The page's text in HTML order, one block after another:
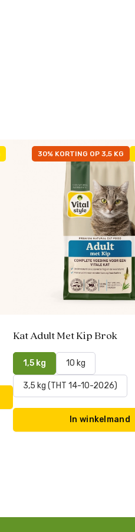
30% KORTING OP 3,5 KG
Kat Adult Met Kip Brok
1,5 kg 10 kg
3,5 kg (THT 14-10-2026)
In winkelmand